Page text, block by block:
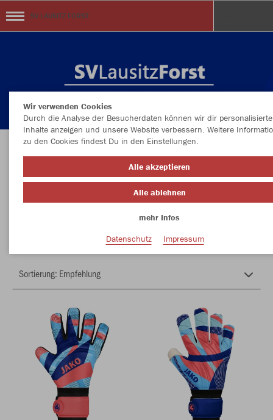
SV LAUSITZ FORST
Herzlich Willkommen im Teamshop SV LAUSITZ
FORST
Wir verwenden Cookies
Durch die Analyse der Besucherdaten können wir dir personalisierte
Inhalte anzeigen und unsere Website verbessern. Weitere
zu den Cookies findest Du in den Einstellungen.
Alle akzeptieren
Alle ablehnen
mehr Infos
Datenschutz
Impressum